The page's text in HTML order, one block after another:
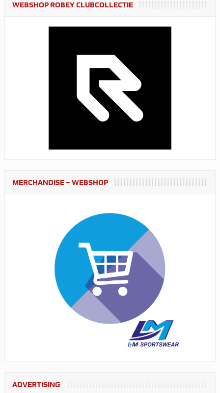
WEBSHOP ROBEY CLUBCOLLECTIE
MERCHANDISE – WEBSHOP
ADVERTISING